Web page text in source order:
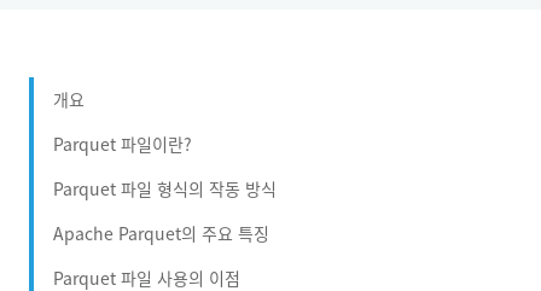
개요
Parquet 파일이란?
Parquet 파일 형식의 작동 방식
Apache Parquet의 주요 특징
Parquet 파일 사용의 이점